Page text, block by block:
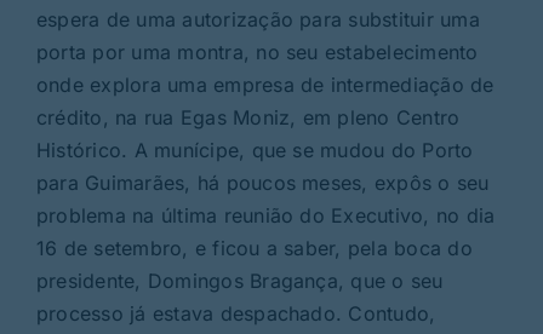
Search
For:
espera de uma autorização para substituir uma
porta por uma montra, no seu estabelecimento
onde explora uma empresa de intermediação de
crédito, na rua Egas Moniz, em pleno Centro
Histórico. A munícipe, que se mudou do Porto
para Guimarães, há poucos meses, expôs o seu
problema na última reunião do Executivo, no dia
16 de setembro, e ficou a saber, pela boca do
presidente, Domingos Bragança, que o seu
processo já estava despachado. Contudo,